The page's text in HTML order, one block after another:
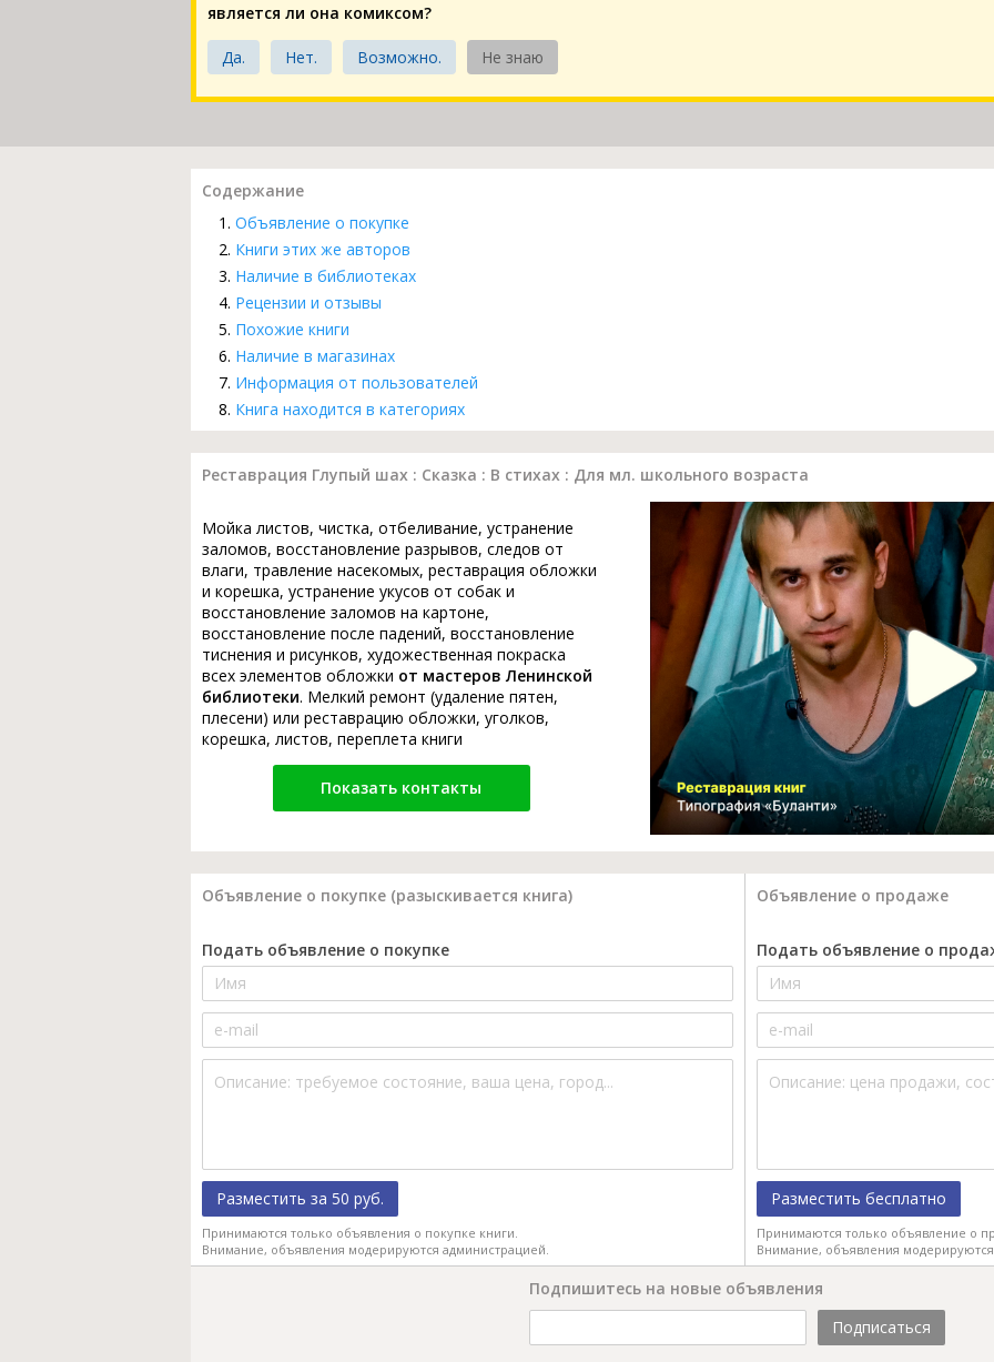
является ли она комиксом?
Да. Нет. Возможно. Не знаю
Содержание
Объявление о покупке
Книги этих же авторов
Наличие в библиотеках
Рецензии и отзывы
Похожие книги
Наличие в магазинах
Информация от пользователей
Книга находится в категориях
Реставрация Глупый шах : Сказка : В стихах : Для мл. школьного возраста
Мойка листов, чистка, отбеливание, устранение
заломов, восстановление разрывов, следов от
влаги, травление насекомых, реставрация обложки
и корешка, устранение укусов от собак и
восстановление заломов на картоне,
восстановление после падений, восстановление
тиснения и рисунков, художественная покраска
всех элементов обложки от мастеров Ленинской
библиотеки. Мелкий ремонт (удаление пятен,
плесени) или реставрацию обложки, уголков,
корешка, листов, переплета книги
Показать контакты
Объявление о покупке (разыскивается книга) Объявление о продаже
Подать объявление о покупке
Разместить за 50 руб.
Принимаются только объявления о покупке книги.
Внимание, объявления модерируются администрацией.
Подать объявление о
Разместить бесплатно
Принимаются только объявление о
Внимание, объявления
Подпишитесь на новые объявления
Подписаться